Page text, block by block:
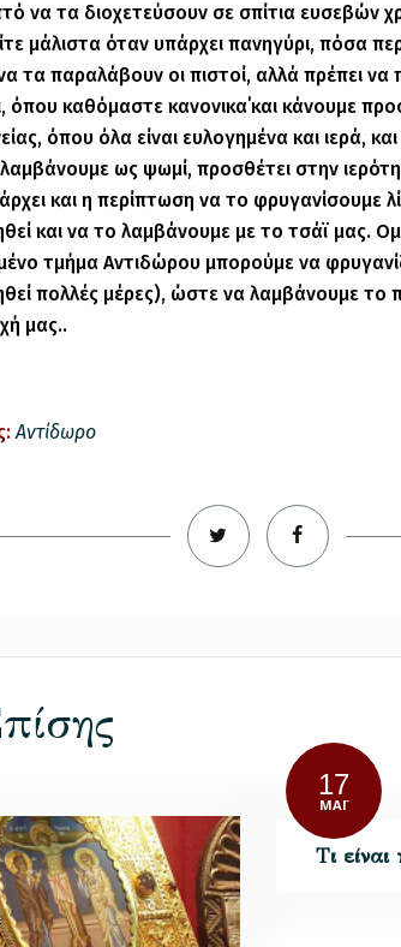
να τα διοχετεύσουν σε σπίτια ευσεβών
μάλιστα όταν υπάρχει πανηγύρι, πόσα
τα παραλάβουν οι πιστοί, αλλά πρέπει
όπου καθόμαστε κανονικα΄και κάνουμε
όπου όλα είναι ευλογημένα και ιερά,
ως ψωμί, προσθέτει στην
και η περίπτωση να το φρυγανίσουμε
και να το λαμβάνουμε με το τσάϊ μας.
τμήμα Αντιδώρου μπορούμε να
πολλές μέρες), ώστε να λαμβάνουμε το
μας..
Αντίδωρο
17
ΜΆΙ
Τι